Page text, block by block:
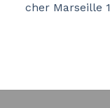
cher Marseille